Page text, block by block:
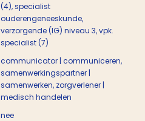
(4), specialist
ouderengeneeskunde,
verzorgende (IG) niveau 3, vpk.
specialist (7)
communicator | communiceren,
samenwerkingspartner |
samenwerken, zorgverlener |
medisch handelen
nee